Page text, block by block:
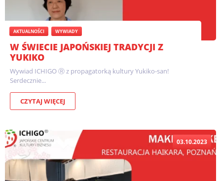
AKTUALNOŚCI WYWIADY
W ŚWIECIE JAPOŃSKIEJ TRADYCJI Z
YUKIKO
Wywiad ICHIGO Ⓡ z propagatorką kultury Yukiko-san!
Serdecznie...
CZYTAJ WIĘCEJ
03.10.2023